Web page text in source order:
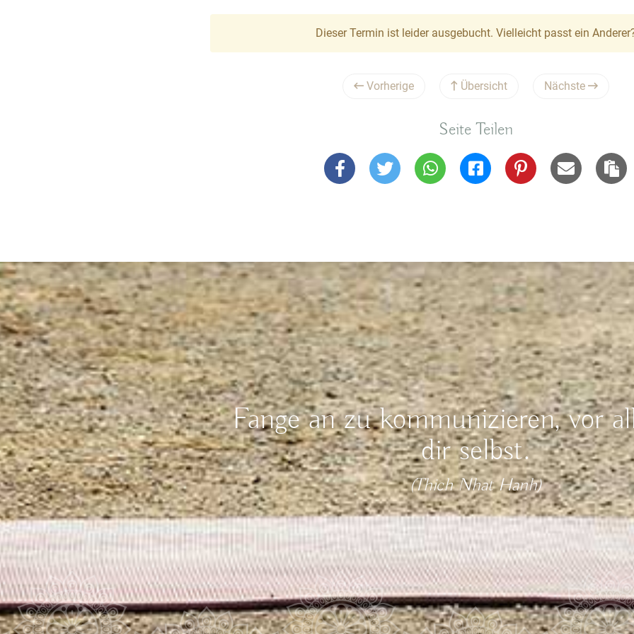
Dieser Termin ist leider ausgebucht. Vielleicht passt ein
Vorherige Übersicht Nächste
Seite Teilen
Fange an zu kommunizieren, vor
dir selbst.
(Thich Nhat Hanh)